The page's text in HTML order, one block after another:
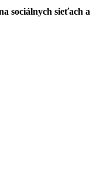
sociálnych sieťach a